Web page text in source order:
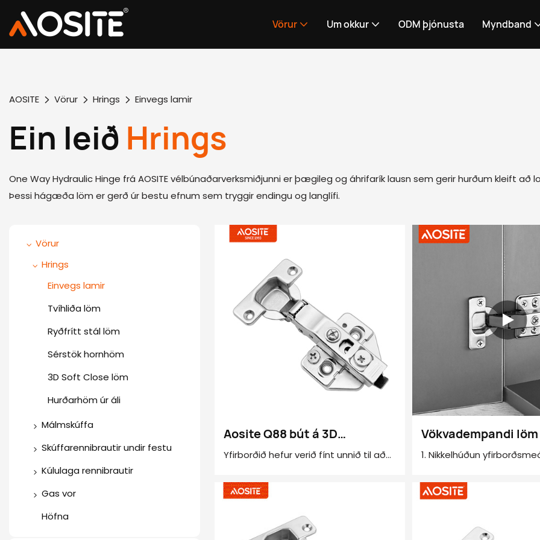
Vörur Um okkur ODM þjónusta Myndband
AOSITE Vörur Hrings Einvegs lamir
Ein leið Hrings
One Way Hydraulic Hinge frá AOSITE vélbúnaðarverksmiðjunni er þægileg og áhrifarík lausn sem gerir hurðum kleift
Þessi hágæða löm er gerð úr bestu efnum sem tryggir endingu og langlífi.
Vörur
Hrings
Einvegs lamir
Tvíhliða löm
Ryðfrítt stál löm
Sérstök hornhöm
3D Soft Close löm
Hurðarhöm úr áli
Málmskúffa
Slim skúffukassi
Málmskúffukassi (hringlaga
Skúffarennibrautir undir festu
Samstillt dempunar-falin
Kúlulaga rennibrautir
Venjulegar skúffurennur
Gas vor
Höfna
Aosite Q88 bút á 3D
stillanlegu vökvademmandi
Yfirborðið hefur verið fínt unnið til að
sem gerir skápshurðina stöðugri
uppfyllir notkunarkröfur flestra
Vökvadempandi
húsgagnaskáp
1. Nikkelhúðun
2. Föst útlitshönnun